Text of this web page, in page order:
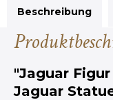
Beschreibung
"Jaguar
Jaguar